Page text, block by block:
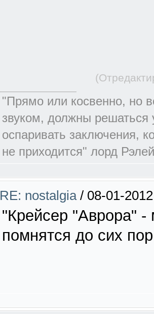
"Прямо или косвенно, но
звуком, должны решаться
оспаривать заключения,
не приходится" лорд
RE: nostalgia / 08-01-
"Крейсер "Аврора" -
помнятся до сих пор